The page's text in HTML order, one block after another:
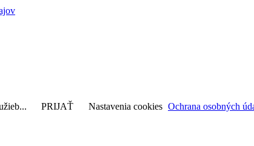
PRIJAŤ Nastavenia cookies Ochrana osobných